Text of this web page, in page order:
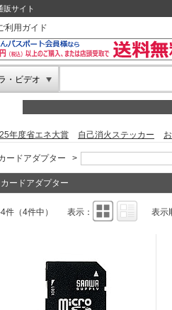
サイト
利用ガイド
・ビデオ
年度省エネ大賞 自己消火ステッカー
ードアダプター >
カードアダプター
件（4件中） 表示： 表示